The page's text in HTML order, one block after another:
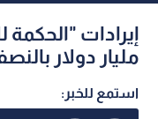
مليار دولار
استمع للخبر: